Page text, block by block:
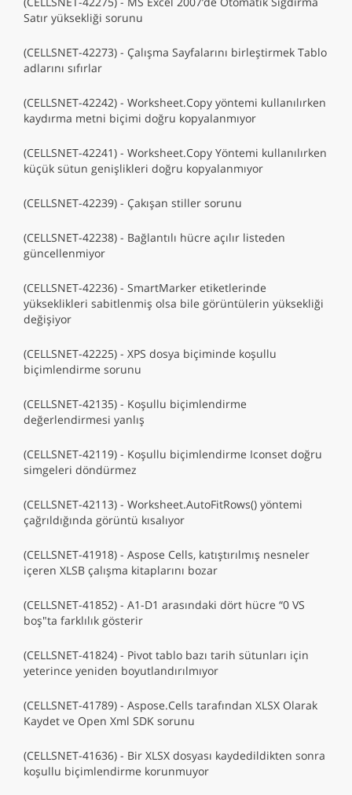
Satır yüksekliği sorunu
(CELLSNET-42273) - Çalışma Sayfalarını birleştirmek Tablo
adlarını sıfırlar
(CELLSNET-42242) - Worksheet.Copy yöntemi kullanılırken
kaydırma metni biçimi doğru kopyalanmıyor
(CELLSNET-42241) - Worksheet.Copy Yöntemi kullanılırken
küçük sütun genişlikleri doğru kopyalanmıyor
(CELLSNET-42239) - Çakışan stiller sorunu
(CELLSNET-42238) - Bağlantılı hücre açılır listeden
güncellenmiyor
(CELLSNET-42236) - SmartMarker etiketlerinde
yükseklikleri sabitlenmiş olsa bile görüntülerin yüksekliği
değişiyor
(CELLSNET-42225) - XPS dosya biçiminde koşullu
biçimlendirme sorunu
(CELLSNET-42135) - Koşullu biçimlendirme
değerlendirmesi yanlış
(CELLSNET-42119) - Koşullu biçimlendirme Iconset doğru
simgeleri döndürmez
(CELLSNET-42113) - Worksheet.AutoFitRows() yöntemi
çağrıldığında görüntü kısalıyor
(CELLSNET-41918) - Aspose Cells, katıştırılmış nesneler
içeren XLSB çalışma kitaplarını bozar
(CELLSNET-41852) - A1-D1 arasındaki dört hücre “0 VS
boş"ta farklılık gösterir
(CELLSNET-41824) - Pivot tablo bazı tarih sütunları için
yeterince yeniden boyutlandırılmıyor
(CELLSNET-41789) - Aspose.Cells tarafından XLSX Olarak
Kaydet ve Open Xml SDK sorunu
(CELLSNET-41636) - Bir XLSX dosyası kaydedildikten sonra
koşullu biçimlendirme korunmuyor